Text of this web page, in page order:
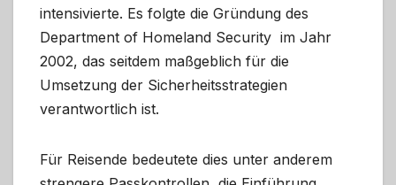
intensivierte. Es folgte die Gründung des
Department of Homeland Security im Jahr
2002, das seitdem maßgeblich für die
Umsetzung der Sicherheitsstrategien
verantwortlich ist.
Für Reisende bedeutete dies unter anderem